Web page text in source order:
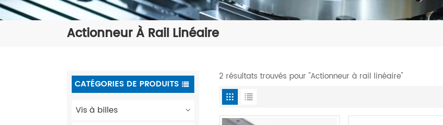
Actionneur À Rail Linéaire
CATÉGORIES DE PRODUITS
Vis à billes
2 résultats trouvés pour "Actionneur à rail linéaire"